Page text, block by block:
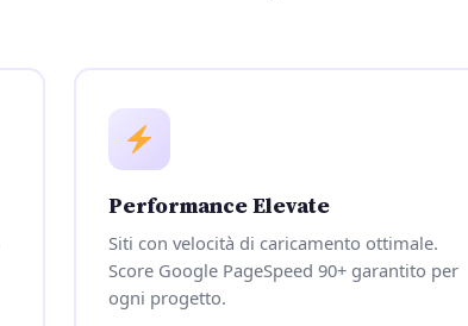
Performance Elevate
Siti con velocità di caricamento ottimale.
Score Google PageSpeed 90+ garantito per
ogni progetto.